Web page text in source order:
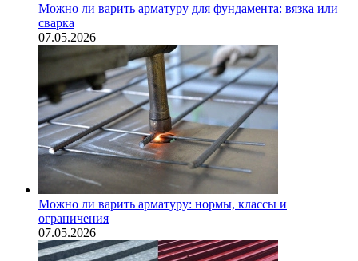
Можно ли варить арматуру для фундамента: вязка или
сварка
07.05.2026
Можно ли варить арматуру: нормы, классы и
ограничения
07.05.2026